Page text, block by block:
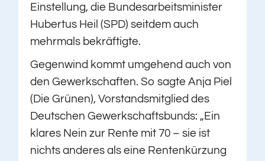
Einstellung, die Bundesarbeitsminister
Hubertus Heil (SPD) seitdem auch
mehrmals bekräftigte.
Gegenwind kommt umgehend auch von
den Gewerkschaften. So sagte Anja Piel
(Die Grünen), Vorstandsmitglied des
Deutschen Gewerkschaftsbunds: „Ein
klares Nein zur Rente mit 70 – sie ist
nichts anderes als eine Rentenkürzung